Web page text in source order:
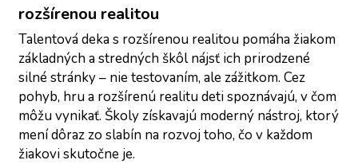
rozšírenou realitou
Talentová deka s rozšírenou realitou pomáha žiakom
základných a stredných škôl nájsť ich prirodzené
silné stránky – nie testovaním, ale zážitkom. Cez
pohyb, hru a rozšírenú realitu deti spoznávajú, v čom
môžu vynikať. Školy získavajú moderný nástroj, ktorý
mení dôraz zo slabín na rozvoj toho, čo v každom
žiakovi skutočne je.